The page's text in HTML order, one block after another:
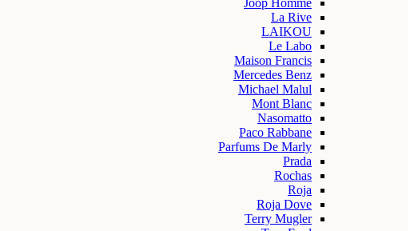
Joop Homme
La Rive
LAIKOU
Le Labo
Maison Francis
Mercedes Benz
Michael Malul
Mont Blanc
Nasomatto
Paco Rabbane
Parfums De Marly
Prada
Rochas
Roja
Roja Dove
Terry Mugler